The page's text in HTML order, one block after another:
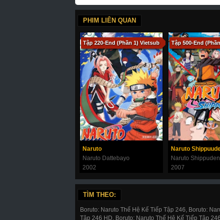
118-b 119-a 119-b 120-a
PHIM LIÊN QUAN
Tập 220-End (Phần 1) Vietsub
Naruto
Naruto Dattebayo
2002
Tập 500-End
Naruto
Naruto Shippuden
2007
TÌM THEO:
Boruto: Naruto Thế Hệ Kế Tiếp Tập 246, Boruto:
Tập 246 HD, Boruto: Naruto Thế Hệ Kế Tiếp Tập